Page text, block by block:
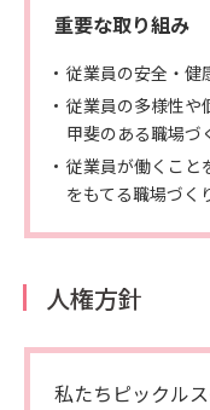
重要な取り組み
従業員の安全・健
従業員の多様性や
甲斐のある職場づ
従業員が働くこと
をもてる職場づく
人権方針
私たちピックル